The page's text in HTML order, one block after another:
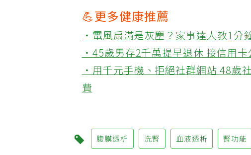
💪更多健康推薦
‧電風扇滿是灰塵？家事達人教1分
‧45歲男存2千萬提早退休 接信用
‧用千元手機、拒絕社群網站 48歲
費
腹膜透析 洗腎 血液透析 腎功能